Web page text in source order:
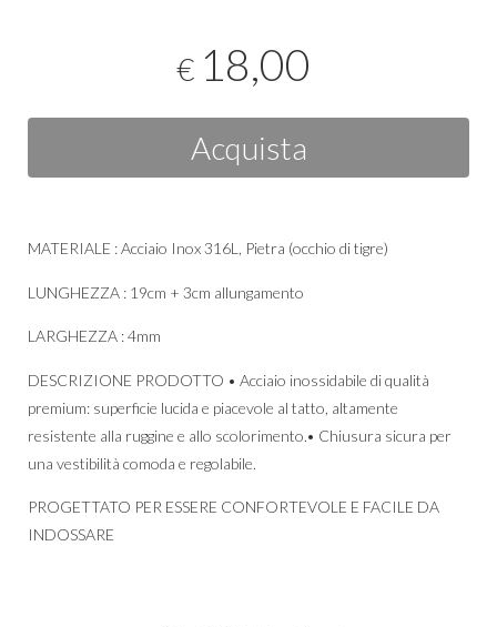
€ 18,00
Acquista
MATERIALE : Acciaio Inox 316L, Pietra (occhio di tigre)
LUNGHEZZA : 19cm + 3cm allungamento
LARGHEZZA : 4mm
DESCRIZIONE PRODOTTO • Acciaio inossidabile di qualità
premium: superficie lucida e piacevole al tatto, altamente
resistente alla ruggine e allo scolorimento.• Chiusura sicura per
una vestibilità comoda e regolabile.
PROGETTATO PER ESSERE CONFORTEVOLE E FACILE DA
INDOSSARE